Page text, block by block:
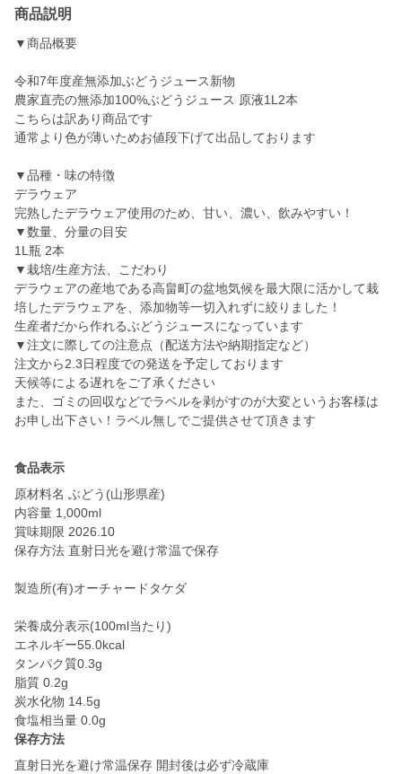
商品説明
▼商品概要
令和7年度産無添加ぶどうジュース新物
農家直売の無添加100%ぶどうジュース 原液1L2本
こちらは訳あり商品です
通常より色が薄いためお値段下げて出品しております
▼品種・味の特徴
デラウェア
完熟したデラウェア使用のため、甘い、濃い、飲みやすい！
▼数量、分量の目安
1L瓶 2本
▼栽培/生産方法、こだわり
デラウェアの産地である高畠町の盆地気候を最大限に活かして栽
培したデラウェアを、添加物等一切入れずに絞りました！
生産者だから作れるぶどうジュースになっています
▼注文に際しての注意点（配送方法や納期指定など）
注文から2.3日程度での発送を予定しております
天候等による遅れをご了承ください
また、ゴミの回収などでラベルを剥がすのが大変というお客様は
お申し出下さい！ラベル無しでご提供させて頂きます
食品表示
原材料名 ぶどう(山形県産)
内容量 1,000ml
賞味期限 2026.10
保存方法 直射日光を避け常温で保存
製造所(有)オーチャードタケダ
栄養成分表示(100ml当たり)
エネルギー55.0kcal
タンパク質0.3g
脂質 0.2g
炭水化物 14.5g
食塩相当量 0.0g
保存方法
直射日光を避け常温保存 開封後は必ず冷蔵庫